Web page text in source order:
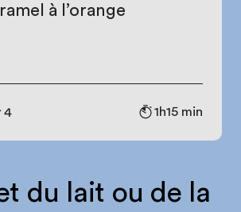
à l’orange
4 1h15 min
du lait ou de la